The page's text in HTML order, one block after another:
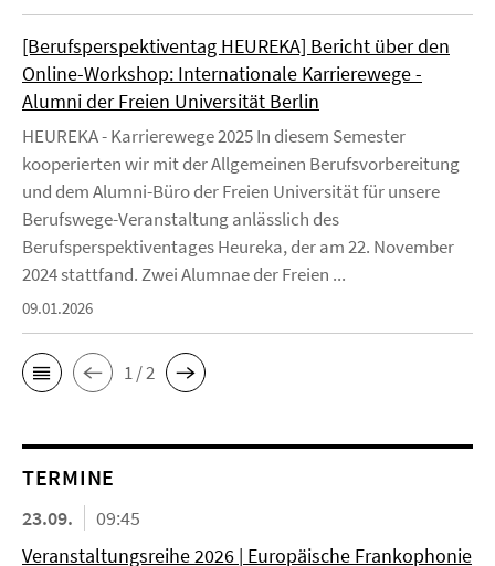
[Berufsperspektiventag HEUREKA] Bericht über den
Online-Workshop: Internationale Karrierewege -
Alumni der Freien Universität Berlin
HEUREKA - Karrierewege 2025 In diesem Semester
kooperierten wir mit der Allgemeinen Berufsvorbereitung
und dem Alumni-Büro der Freien Universität für unsere
Berufswege-Veranstaltung anlässlich des
Berufsperspektiventages Heureka, der am 22. November
2024 stattfand. Zwei Alumnae der Freien ...
09.01.2026
1 / 2
TERMINE
23.09.
09:45
Veranstaltungsreihe 2026 | Europäische Frankophonie